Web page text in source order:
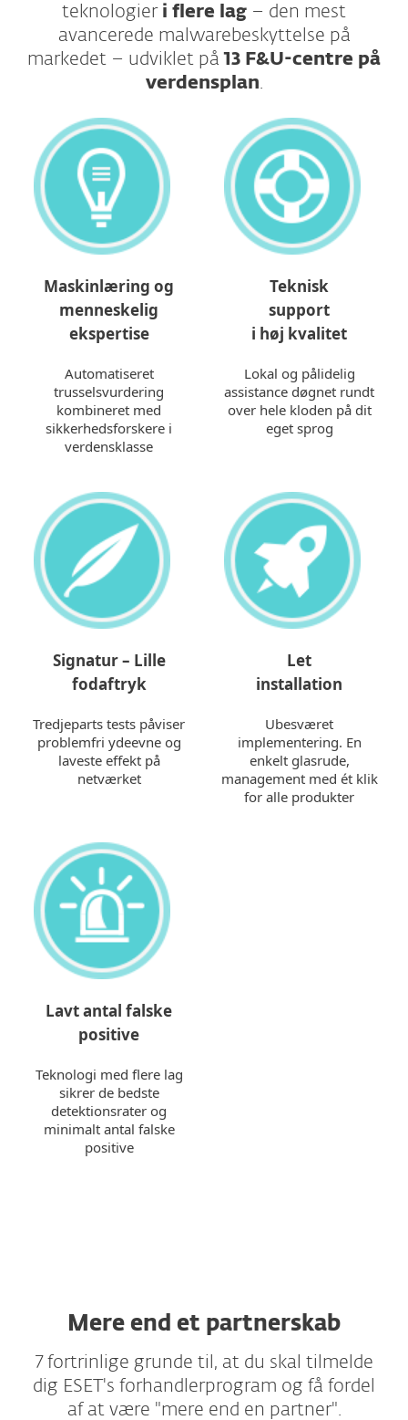
teknologier i flere lag – den mest
avancerede malwarebeskyttelse på
markedet – udviklet på13 F&U-centre på
verdensplan.​​​​​​
Maskinlæring og
menneskelig
ekspertise
Automatiseret
trusselsvurdering
kombineret med
sikkerhedsforskere i
verdensklasse
Teknisk
support
i høj kvalitet
Lokal og pålidelig
assistance døgnet rundt
over hele kloden på dit
eget sprog
Signatur – Lille
fodaftryk
Tredjeparts tests påviser
problemfri ydeevne og
laveste effekt på
netværket
Let
installation
Ubesværet
implementering. En
enkelt glasrude,
management med ét klik
for alle produkter
Lavt antal falske
positive
Teknologi med flere lag
sikrer de bedste
detektionsrater og
minimalt antal falske
positive
Mere end et partnerskab
7 fortrinlige grunde til, at du skal tilmelde
dig ESET's forhandlerprogram og få fordel
af at være "mere end en partner".